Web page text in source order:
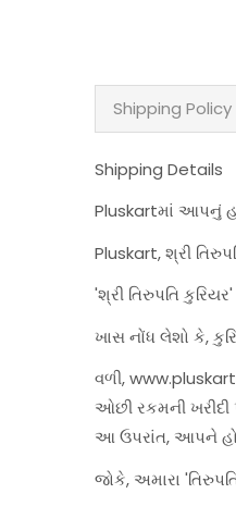
Shipping Policy
Shipping Details
Pluskartમાં આપનું
Pluskart, શ્રી
'શ્રી તિરુપતિ
ખાસ નોંધ લેશો કે,
વળી,
ઓછી રકમની
આ ઉપરાંત, આપને
જોકે, અમારા